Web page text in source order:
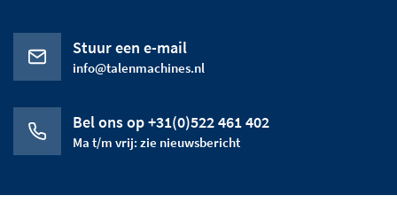
Stuur een e-mail
info@talenmachines.nl
Bel ons op +31(0)522 461 402
Ma t/m vrij: zie nieuwsbericht